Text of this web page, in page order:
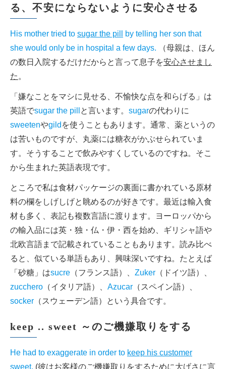
る、不安にならないように安心させる
His mother tried to sugar the pill
by telling her son that
she would only be in hospital a few days. （母親は、ほん
の数日入院するだけだからと言って息子を安心させまし
た 。
「嫌なことをマシに見せる、不愉快な点を和らげる」は
英語でsugar the pill と言います。 sugarの代わりに
sweetenやgild を使うこともあります。通常、薬というの
は苦いものですが、丸薬には糖衣がかぶせられていま
す。そうすることで飲みやすくしているのですね。そこ
から生まれた英語表現です。
ところで私は食材パッケージの裏面に書かれている原材
料の欄をしげしげと眺めるのが好きです。最近は輸入食
材も多く、表記も複数言語に渡ります。ヨーロッパから
の輸入品には英・独・仏・伊・西を始め、ギリシャ語や
北欧言語まで記載されていることもあります。読み比べ
ると、似ている単語もあり、興味深いですね。たとえば
「砂糖」はsucre （フランス語）、 Zuker （ドイツ語）、
zucchero （イタリア語）、 Azucar （スペイン語）、
socker （スウェーデン語）という具合です。
keep .. sweet ～のご機嫌取りをする
He had to exaggerate in order to keep his customer
sweet. (彼はお客様のご機嫌取りをするために大げさに言